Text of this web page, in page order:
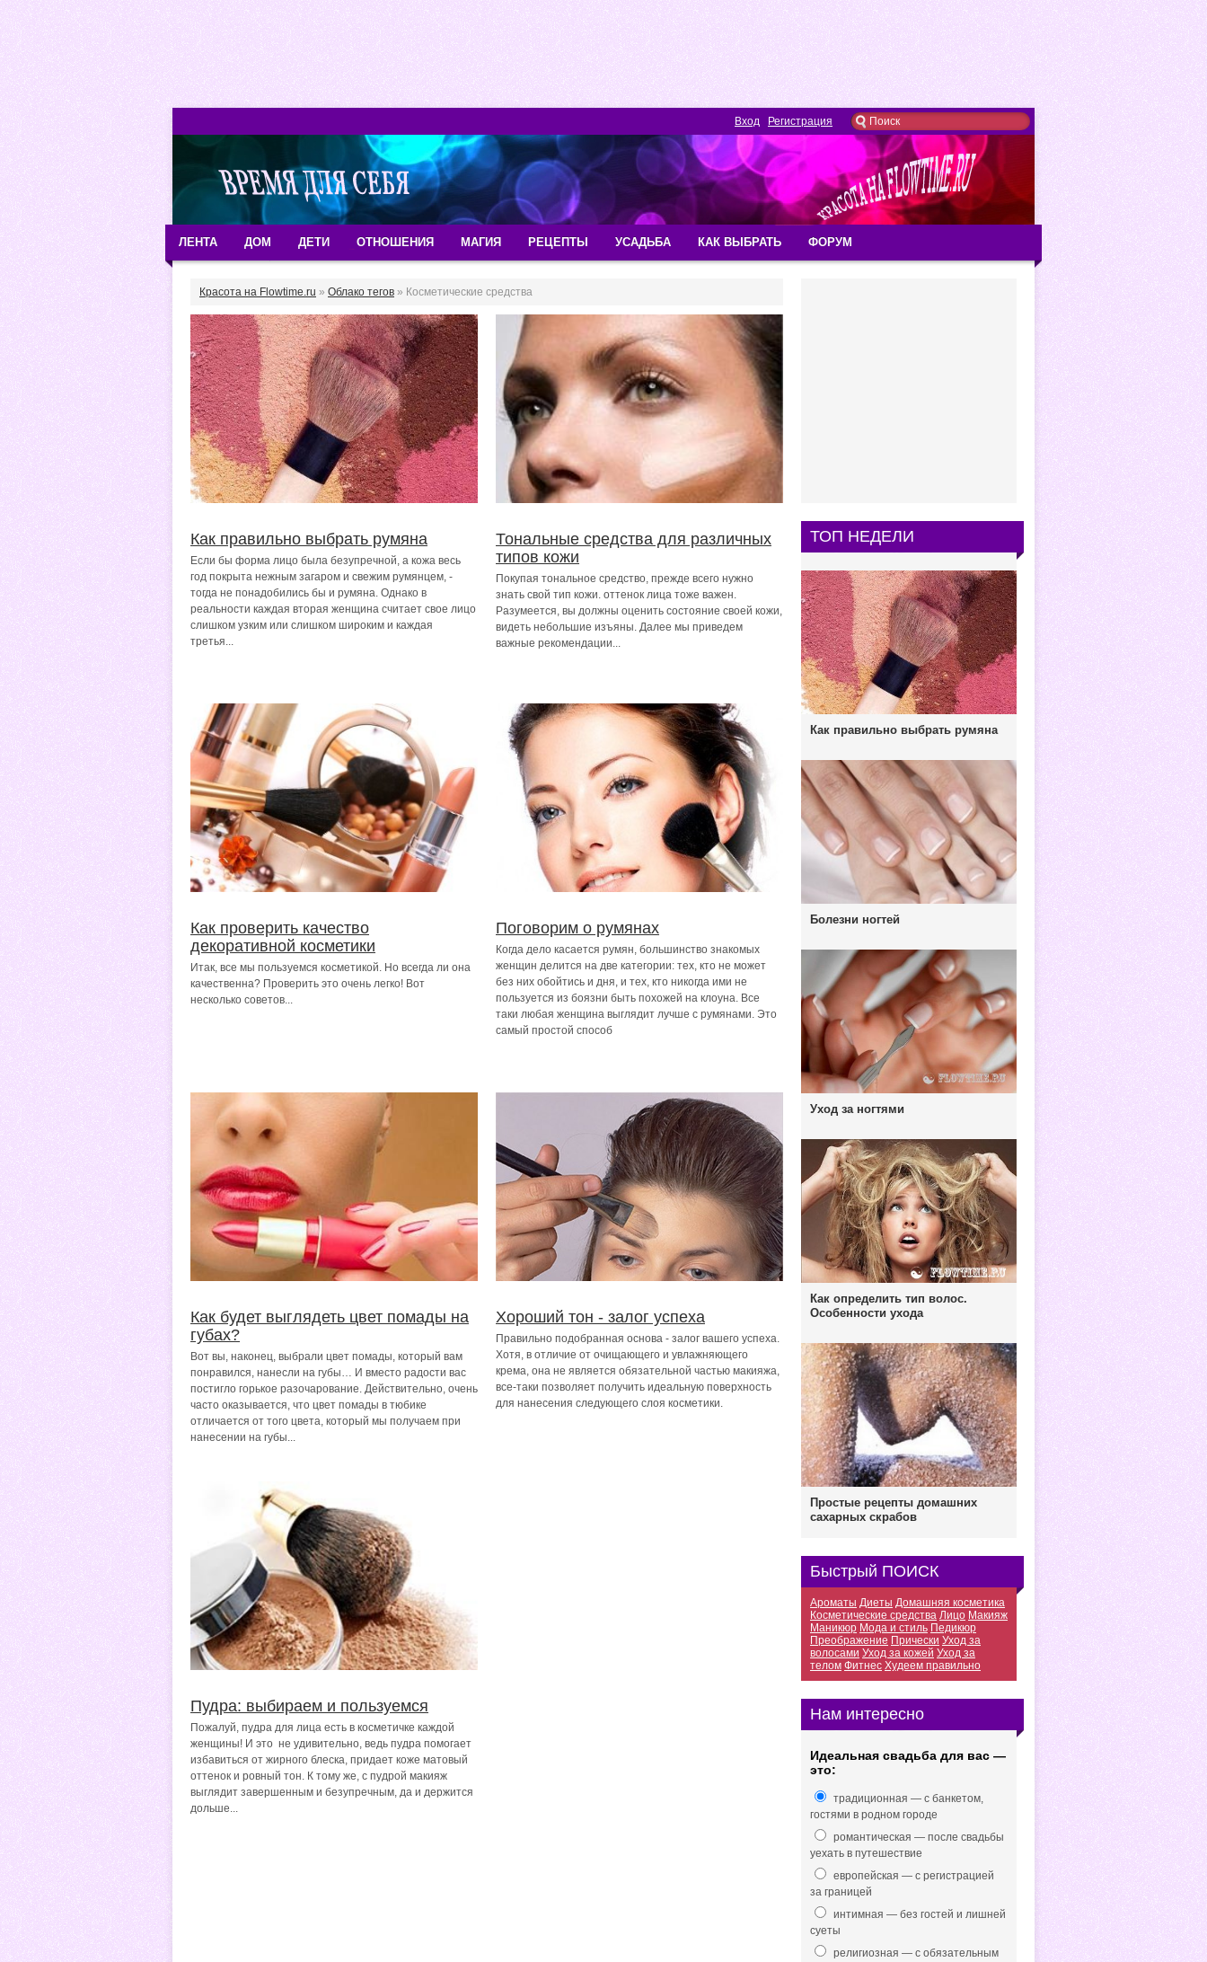
Вход Регистрация
ЛЕНТА ДОМ ДЕТИ ОТНОШЕНИЯ МАГИЯ РЕЦЕПТЫ УСАДЬБА КАК ВЫБРАТЬ ФОРУМ
Красота на Flowtime.ru » Облако тегов » Косметические средства
Как правильно выбрать румяна
Если бы форма лицо была безупречной, а кожа весь
год покрыта нежным загаром и свежим румянцем, -
тогда не понадобились бы и румяна. Однако в
реальности каждая вторая женщина считает свое лицо
слишком узким или слишком широким и каждая
третья...
Тональные средства для различных
типов кожи
Покупая тональное средство, прежде всего нужно
знать свой тип кожи. оттенок лица тоже важен.
Разумеется, вы должны оценить состояние своей кожи,
видеть небольшие изъяны. Далее мы приведем
важные рекомендации...
Как проверить качество
декоративной косметики
Итак, все мы пользуемся косметикой. Но всегда ли она
качественна? Проверить это очень легко! Вот
несколько советов...
Поговорим о румянах
Когда дело касается румян, большинство знакомых
женщин делится на две категории: тех, кто не может
без них обойтись и дня, и тех, кто никогда ими не
пользуется из боязни быть похожей на клоуна. Все
таки любая женщина выглядит лучше с румянами. Это
самый простой способ
Как будет выглядеть цвет помады на
губах?
Вот вы, наконец, выбрали цвет помады, который вам
понравился, нанесли на губы… И вместо радости вас
постигло горькое разочарование. Действительно, очень
часто оказывается, что цвет помады в тюбике
отличается от того цвета, который мы получаем при
нанесении на губы...
Хороший тон - залог успеха
Правильно подобранная основа - залог вашего успеха.
Хотя, в отличие от очищающего и увлажняющего
крема, она не является обязательной частью макияжа,
все-таки позволяет получить идеальную поверхность
для нанесения следующего слоя косметики.
Пудра: выбираем и пользуемся
Пожалуй, пудра для лица есть в косметичке каждой
женщины! И это не удивительно, ведь пудра помогает
избавиться от жирного блеска, придает коже матовый
оттенок и ровный тон. К тому же, с пудрой макияж
выглядит завершенным и безупречным, да и держится
дольше...
ТОП НЕДЕЛИ
Как правильно выбрать румяна
Болезни ногтей
Уход за ногтями
Как определить тип волос.
Особенности ухода
Простые рецепты домашних
сахарных скрабов
Быстрый ПОИСК
Ароматы Диеты Домашняя косметика
Косметические средства Лицо Макияж
Маникюр Мода и стиль Педикюр
Преображение Прически Уход за
волосами Уход за кожей Уход за
телом Фитнес Худеем правильно
Нам интересно
Идеальная свадьба для вас —
это:
традиционная — с банкетом,
гостями в родном городе
романтическая — после свадьбы
уехать в путешествие
европейская — с регистрацией
за границей
интимная — без гостей и лишней
суеты
религиозная — с обязательным